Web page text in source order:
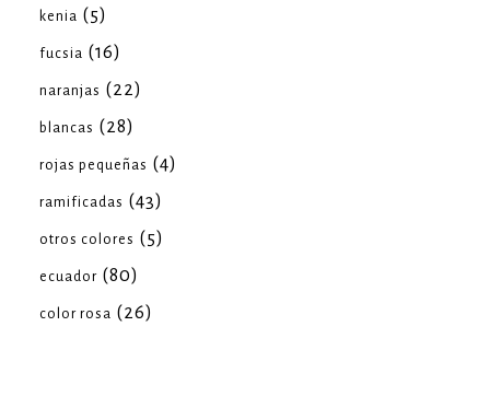
kenia (5)
fucsia (16)
naranjas (22)
blancas (28)
rojas pequeñas (4)
ramificadas (43)
otros colores (5)
ecuador (80)
color rosa (26)